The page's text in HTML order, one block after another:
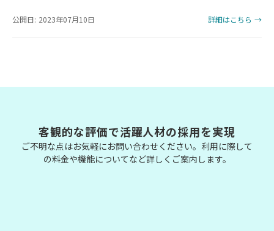
公開日: 2023年07月10日 詳細はこちら →
客観的な評価で活躍人材の採用を実現
ご不明な点はお気軽にお問い合わせください。利用に際して
の料金や機能についてなど詳しくご案内します。